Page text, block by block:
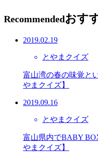
Recommendedおす
2019.02.19
とやまクイズ
富山湾の春の味覚と
やまクイズ】
2019.09.16
とやまクイズ
富山県内でBABY
やまクイズ】